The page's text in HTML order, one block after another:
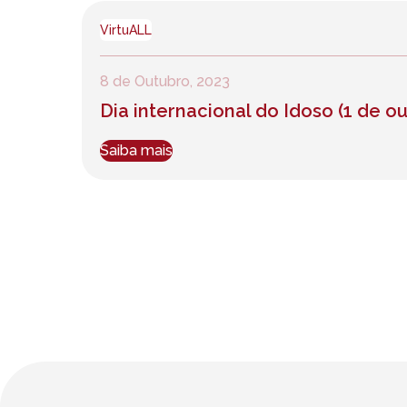
VirtuALL
8 de Outubro, 2023
Dia internacional do Idoso (1 de
Saiba mais